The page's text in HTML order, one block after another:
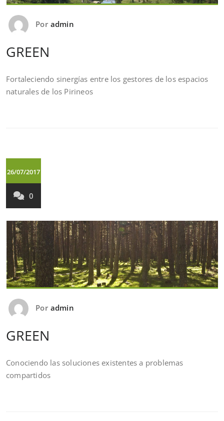
Por admin
GREEN
Fortaleciendo sinergías entre los gestores de los espacios
naturales de los Pirineos
26/07/2017
0
Por admin
GREEN
Conociendo las soluciones existentes a problemas
compartidos